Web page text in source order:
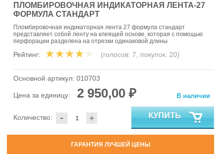
ПЛОМБИРОВОЧНАЯ ИНДИКАТОРНАЯ ЛЕНТА-27
ФОРМУЛА СТАНДАРТ
Пломбировочная индикаторная лента 27 формула стандарт
представляет собой ленту на клеящей основе, которая с помощью
перфорации разделена на отрезки одинаковой длины
Рейтинг: (голосов: 7, покупок: 20)
Основной артикул: 010703
Цена за единицу: 2 950,00 ₽
- +
Количество:
В наличии
КУПИТЬ
ГАРАНТИЯ ЛУЧШЕЙ ЦЕНЫ